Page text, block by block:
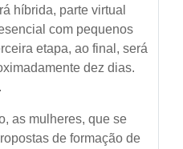
híbrida, parte virtual
com pequenos
etapa, ao final, será
dez dias.
as mulheres, que se
de formação de